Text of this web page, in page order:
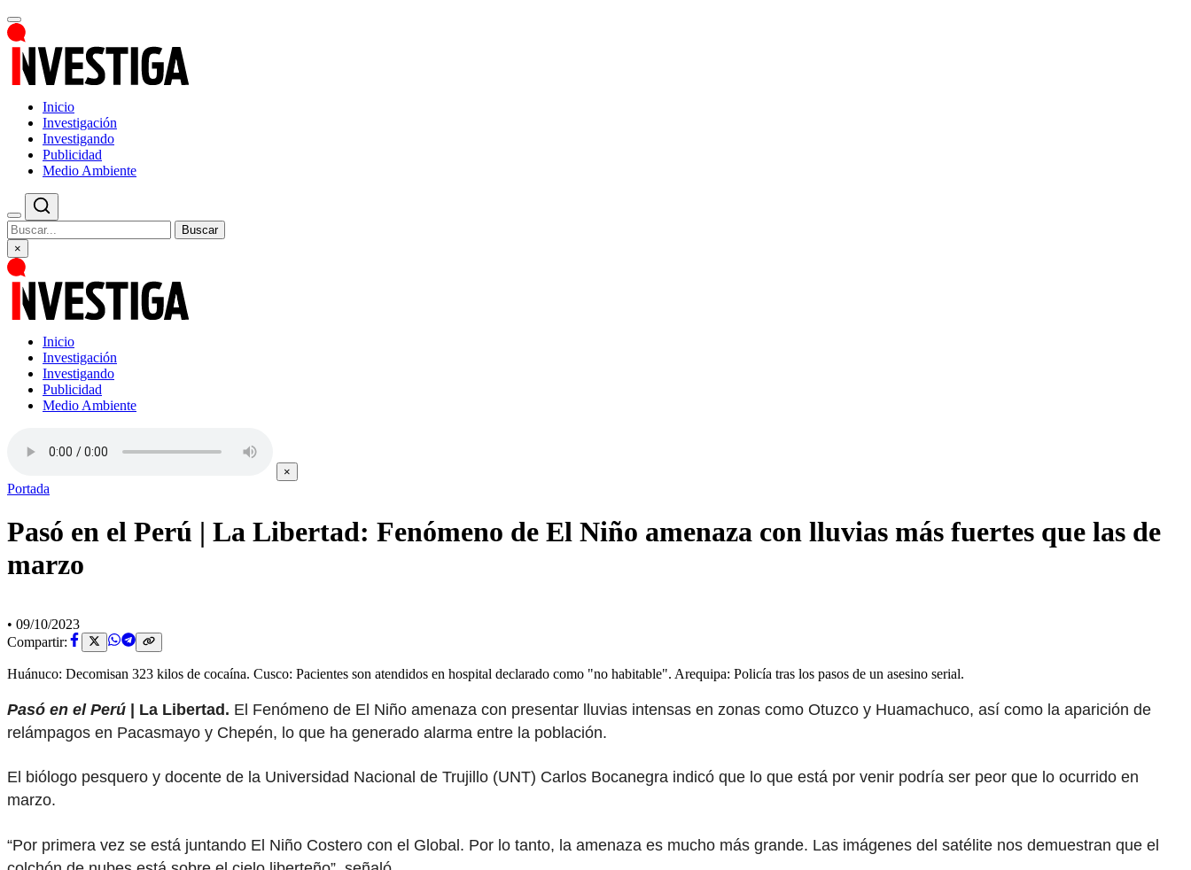
Inicio
Investigación
Investigando
Publicidad
Medio Ambiente
Buscar
×
Inicio
Investigación
Investigando
Publicidad
Medio Ambiente
×
Portada
Pasó en el Perú | La Libertad: Fenómeno de El Niño amenaza con lluvias más fuertes que las de
marzo
• 09/10/2023
Compartir:
Huánuco: Decomisan 323 kilos de cocaína. Cusco: Pacientes son atendidos en hospital declarado como "no habitable". Arequipa: Policía tras los pasos de un asesino serial.
Pasó en el Perú | La Libertad. El Fenómeno de El Niño amenaza con presentar lluvias intensas en zonas como Otuzco y Huamachuco, así como la aparición de
relámpagos en Pacasmayo y Chepén, lo que ha generado alarma entre la población.
El biólogo pesquero y docente de la Universidad Nacional de Trujillo (UNT) Carlos Bocanegra indicó que lo que está por venir podría ser peor que lo ocurrido en
marzo.
“Por primera vez se está juntando El Niño Costero con el Global. Por lo tanto, la amenaza es mucho más grande. Las imágenes del satélite nos demuestran que el